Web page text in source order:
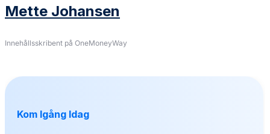
Mette Johansen
Innehållsskribent på OneMoneyWay
Kom Igång Idag